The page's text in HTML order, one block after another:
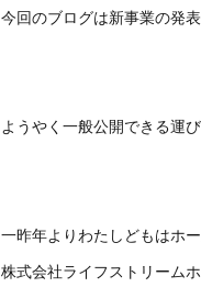
今回のブログは新事業の発
ようやく一般公開できる運
一昨年よりわたしどもはホ
株式会社ライフストリーム